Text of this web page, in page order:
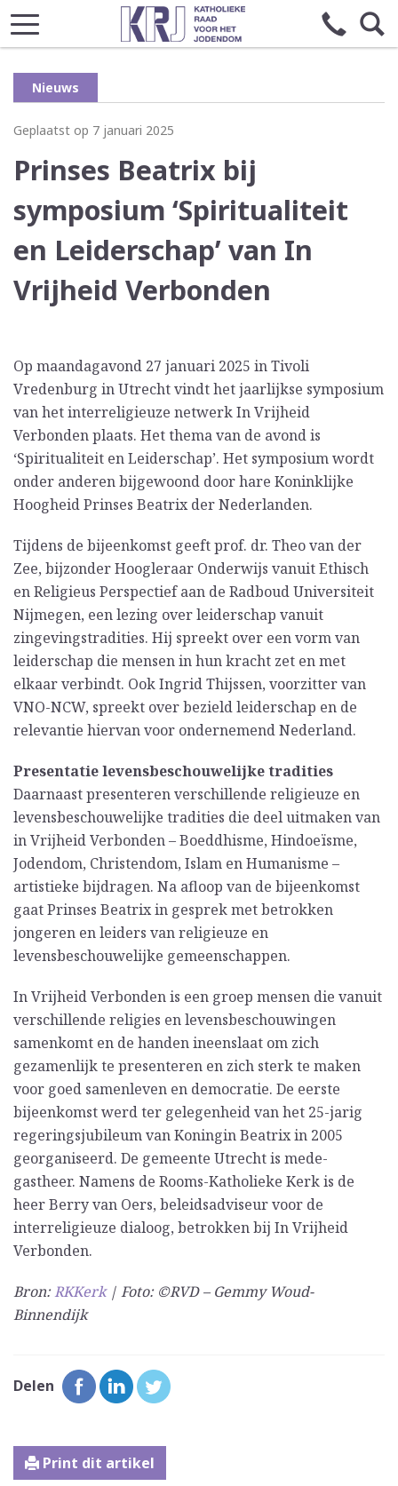
Nieuws
Geplaatst op 7 januari 2025
Prinses Beatrix bij
symposium ‘Spiritualiteit
en Leiderschap’ van In
Vrijheid Verbonden
Op maandagavond 27 januari 2025 in Tivoli
Vredenburg in Utrecht vindt het jaarlijkse symposium
van het interreligieuze netwerk In Vrijheid
Verbonden plaats. Het thema van de avond is
‘Spiritualiteit en Leiderschap’. Het symposium wordt
onder anderen bijgewoond door hare Koninklijke
Hoogheid Prinses Beatrix der Nederlanden.
Tijdens de bijeenkomst geeft prof. dr. Theo van der
Zee, bijzonder Hoogleraar Onderwijs vanuit Ethisch
en Religieus Perspectief aan de Radboud Universiteit
Nijmegen, een lezing over leiderschap vanuit
zingevingstradities. Hij spreekt over een vorm van
leiderschap die mensen in hun kracht zet en met
elkaar verbindt. Ook Ingrid Thijssen, voorzitter van
VNO-NCW, spreekt over bezield leiderschap en de
relevantie hiervan voor ondernemend Nederland.
Presentatie levensbeschouwelijke tradities
Daarnaast presenteren verschillende religieuze en
levensbeschouwelijke tradities die deel uitmaken van
in Vrijheid Verbonden – Boeddhisme, Hindoeïsme,
Jodendom, Christendom, Islam en Humanisme –
artistieke bijdragen. Na afloop van de bijeenkomst
gaat Prinses Beatrix in gesprek met betrokken
jongeren en leiders van religieuze en
levensbeschouwelijke gemeenschappen.
In Vrijheid Verbonden is een groep mensen die vanuit
verschillende religies en levensbeschouwingen
samenkomt en de handen ineenslaat om zich
gezamenlijk te presenteren en zich sterk te maken
voor goed samenleven en democratie. De eerste
bijeenkomst werd ter gelegenheid van het 25-jarig
regeringsjubileum van Koningin Beatrix in 2005
georganiseerd. De gemeente Utrecht is mede-
gastheer. Namens de Rooms-Katholieke Kerk is de
heer Berry van Oers, beleidsadviseur voor de
interreligieuze dialoog, betrokken bij In Vrijheid
Verbonden.
Bron:RKKerk| Foto: ©RVD – Gemmy Woud-
Binnendijk
Delen
Print dit artikel